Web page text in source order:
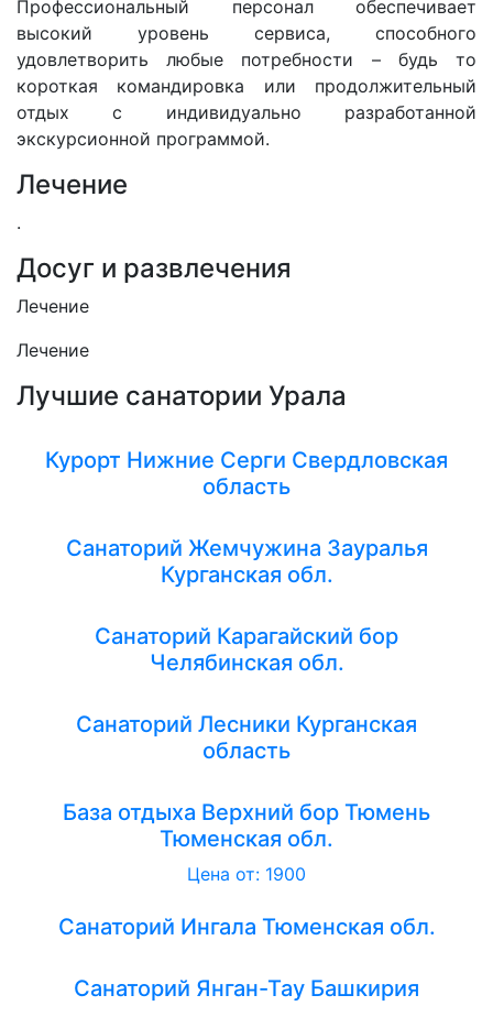
Профессиональный персонал обеспечивает
высокий уровень сервиса, способного
удовлетворить любые потребности – будь то
короткая командировка или продолжительный
отдых с индивидуально разработанной
экскурсионной программой.
Лечение
.
Досуг и развлечения
Лечение
Лечение
Лучшие санатории Урала
Курорт Нижние Серги Свердловская
область
Санаторий Жемчужина Зауралья
Курганская обл.
Санаторий Карагайский бор
Челябинская обл.
Санаторий Лесники Курганская
область
База отдыха Верхний бор Тюмень
Тюменская обл.
Цена от: 1900
Санаторий Ингала Тюменская обл.
Санаторий Янган-Тау Башкирия